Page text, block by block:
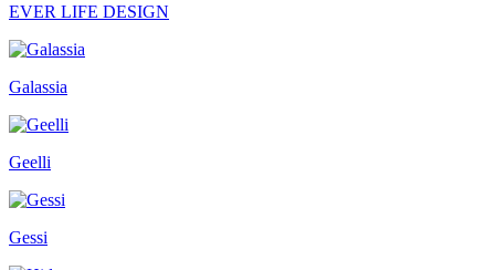
EVER LIFE DESIGN
Galassia
Geelli
Gessi